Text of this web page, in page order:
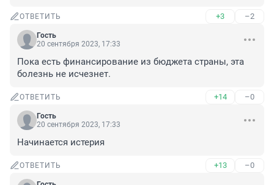
ОТВЕТИТЬ +3 –2
Гость
20 сентября 2023, 17:33
Пока есть финансирование из бюджета страны, эта
болезнь не исчезнет.
ОТВЕТИТЬ +14 –0
Гость
20 сентября 2023, 17:33
Начинается истерия
ОТВЕТИТЬ +13 –0